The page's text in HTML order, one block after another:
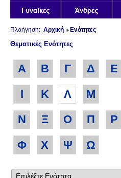
Πλοήγηση: Αρχική Ενότητες
Θεματικές Ενότητες
Α Β Γ Δ Ε
Ι
Κ Λ
Μ
Ν
Ξ Ο Π Ρ
Φ
Χ Ψ Ω